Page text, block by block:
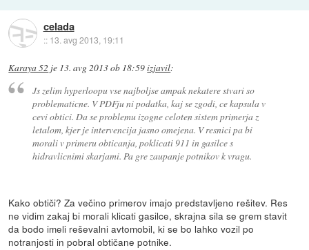
celada
:: 13. avg 2013, 19:11
Karaya 52 je 13. avg 2013 ob 18:59izjavil:
Js zelim hyperloopu vse najboljse ampak nekatere stvari so
problematicne. V PDFju ni podatka, kaj se zgodi, ce kapsula v
cevi obtici. Da se problemu izogne celoten sistem primerja z
letalom, kjer je intervencija jasno omejena. V resnici pa bi
morali v primeru obticanja, poklicati 911 in gasilce s
hidravlicnimi skarjami. Pa gre zaupanje potnikov k vragu.
Kako obtiči? Za večino primerov imajo predstavljeno rešitev. Res
ne vidim zakaj bi morali klicati gasilce, skrajna sila se grem stavit
da bodo imeli reševalni avtomobil, ki se bo lahko vozil po
notranjosti in pobral obtičane potnike.